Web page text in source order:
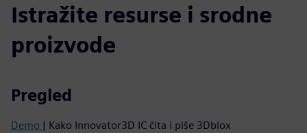
Istražite resurse i srodne
proizvode
Pregled
Demo | Kako Innovator3D IC čita i piše 3Dblox